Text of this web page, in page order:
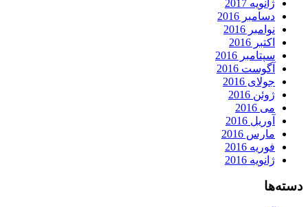
ژانویه 2017
دسامبر 2016
نوامبر 2016
اکتبر 2016
سپتامبر 2016
آگوست 2016
جولای 2016
ژوئن 2016
می 2016
آوریل 2016
مارس 2016
فوریه 2016
ژانویه 2016
دسته‌ها